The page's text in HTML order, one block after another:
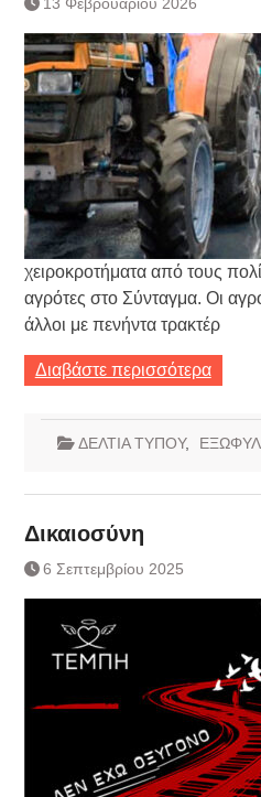
χειροκροτήματα από τους
αγρότες στο Σύνταγμα. Οι
άλλοι με πενήντα τρακτέρ
Διαβάστε περισσότερα
ΔΕΛΤΙΑ ΤΥΠΟΥ,
Δικαιοσύνη
6 Σεπτεμβρίου 2025